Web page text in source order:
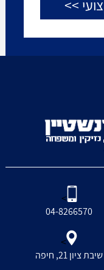
>
04-8266570
>
שיבת ציון 21, חיפה